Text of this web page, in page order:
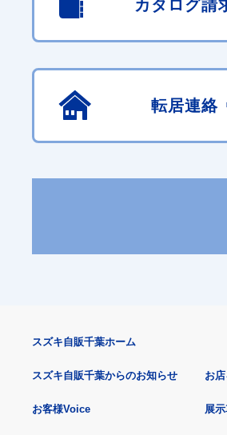
カタログ請
転居連絡
スズキ自販千葉ホーム
スズキ自販千葉からのお知らせ
お客様Voice
お
展